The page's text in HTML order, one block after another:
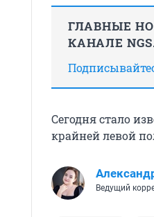
ГЛАВНЫЕ
КАНАЛЕ
Сегодня стало
крайней левой
Ведущий